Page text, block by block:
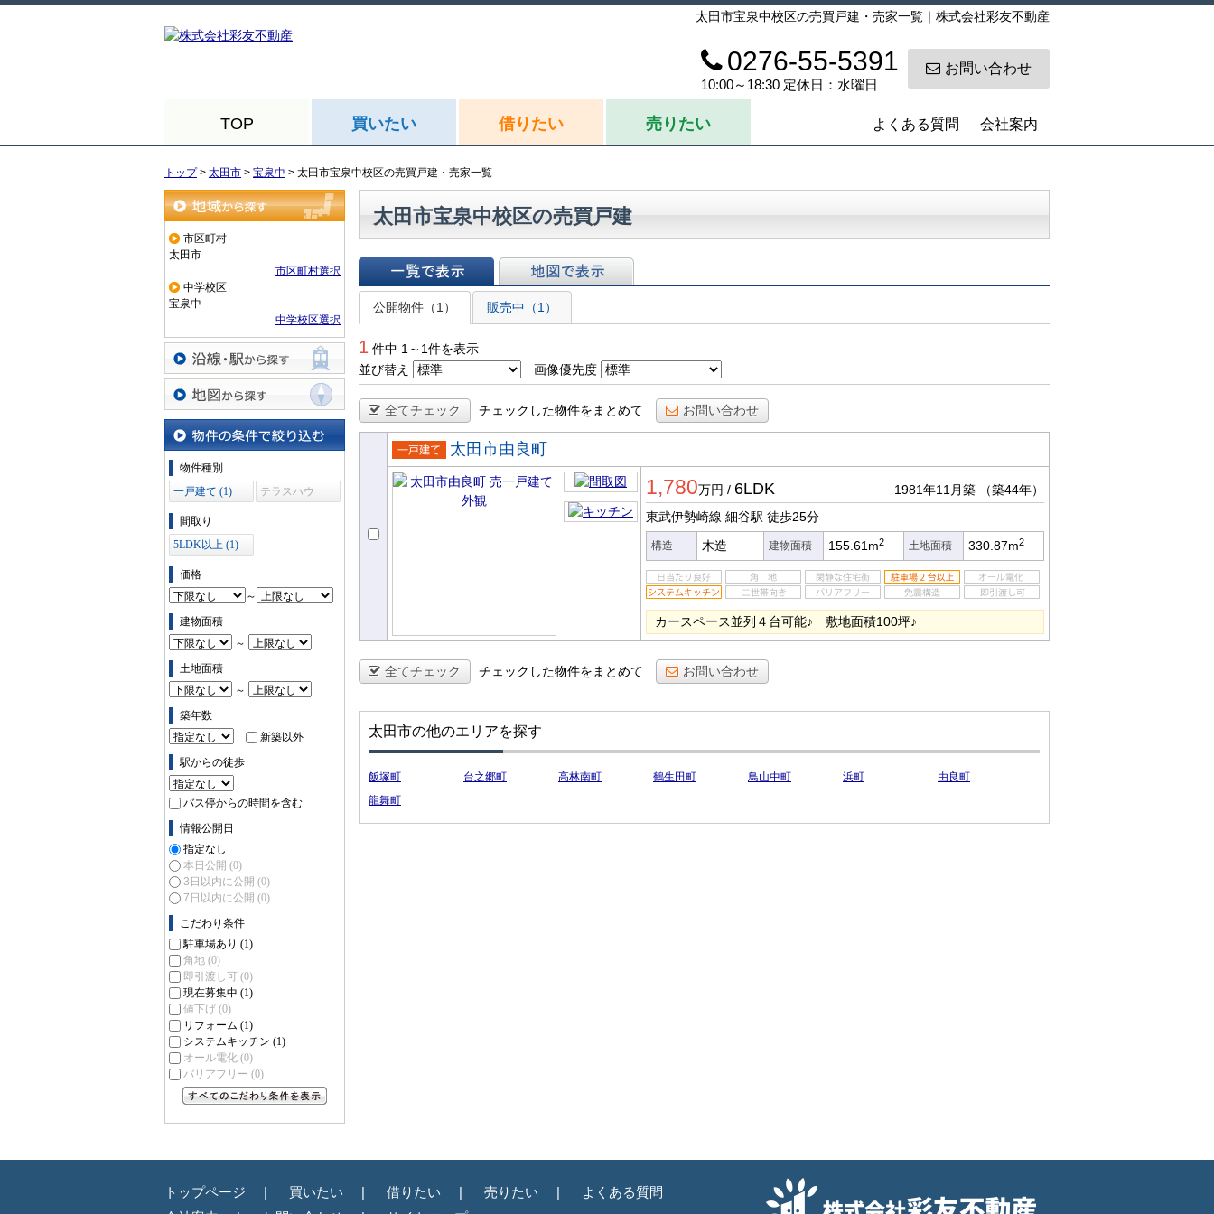
太田市宝泉中校区の売買戸建・売家一覧｜株式会社彩友不動産
お問い合わせ
0276-55-5391
10:00～18:30 定休日：水曜日
TOP 買いたい 借りたい 売りたい 会社案内
よくある質問
トップ> 太田市 > 宝泉中 > 太田市宝泉中校区の売買戸建・売家一覧
地域から探す
市区町村
太田市
市区町村選択
中学校区
宝泉中
中学校区選択
沿線・駅から探す
地図から探す
物件の条件で絞り込む
物件種別
一戸建て (1)
テラスハウ
間取り
5LDK以上 (1)
価格
～
建物面積
～
土地面積
～
築年数
新築以外
駅からの徒歩
バス停からの時間を含む
情報公開日
指定なし
本日公開 (0)
3日以内に公開 (0)
7日以内に公開 (0)
こだわり条件
駐車場あり (1)
角地 (0)
即引渡し可 (0)
現在募集中 (1)
値下げ (0)
リフォーム (1)
システムキッチン (1)
オール電化 (0)
バリアフリー (0)
太田市宝泉中校区の売買戸建
一覧で表示
地図で表示
公開物件（1）
販売中（1）
1 件中 1～1件を表示
並び替え
画像優先度
全てチェック チェックした物件をまとめて お問い合わせ
売一戸建
て
太田市由良町
1,780万円 / 6LDK 1981年11月築
（築44年）
東武伊勢崎線 細谷駅 徒歩25分
構造 木造 建物面積 155.61m2 土地面積 330.87m2
カースペース並列４台可能♪ 敷地面積100坪♪
全てチェック チェックした物件をまとめて お問い合わせ
太田市の他のエリアを探す
飯塚町 台之郷町 高林南町 鶴生田町 鳥山中町 浜町
由良町
龍舞町
トップページ 買いたい 借りたい 売りたい
よくある質問